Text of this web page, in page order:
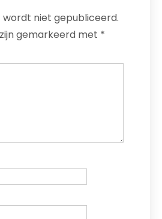
niet gepubliceerd.
gemarkeerd met *